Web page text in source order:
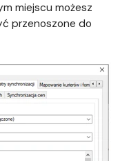
miejscu możesz
przenoszone do